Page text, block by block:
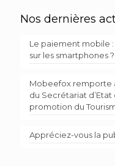
Nos dernières
Le paiement mobile
sur les smartphones ?
Mobeefox remporte
du Secrétariat
promotion du
Appréciez-vous la